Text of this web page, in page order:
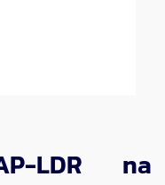
LDR na